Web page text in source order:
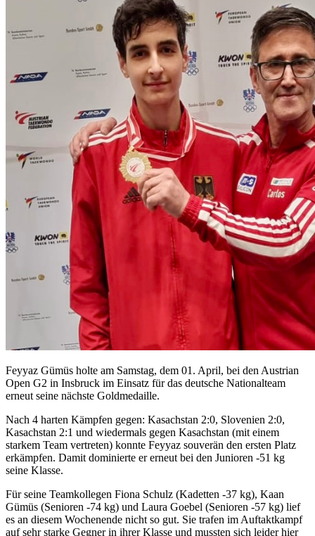
Feyyaz Gümüs holte am Samstag, dem 01. April, bei den Austrian
Open G2 in Insbruck im Einsatz für das deutsche Nationalteam
erneut seine nächste Goldmedaille.
Nach 4 harten Kämpfen gegen: Kasachstan 2:0, Slovenien 2:0,
Kasachstan 2:1 und wiedermals gegen Kasachstan (mit einem
starkem Team vertreten) konnte Feyyaz souverän den ersten Platz
erkämpfen. Damit dominierte er erneut bei den Junioren -51 kg
seine Klasse.
Für seine Teamkollegen Fiona Schulz (Kadetten -37 kg), Kaan
Gümüs (Senioren -74 kg) und Laura Goebel (Senioren -57 kg) lief
es an diesem Wochenende nicht so gut. Sie trafen im Auftaktkampf
auf sehr starke Gegner in ihrer Klasse und mussten sich leider hier